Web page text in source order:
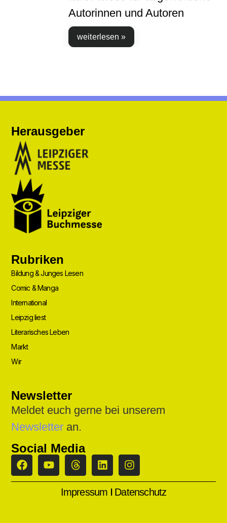
Autorinnen und Autoren
weiterlesen »
Herausgeber
Rubriken
Bildung & Junges Lesen
Comic & Manga
International
Leipzig liest
Literarisches Leben
Markt
Wir
Newsletter
Meldet euch gerne bei unserem
Newsletter an.
Social Media
Impressum I Datenschutz